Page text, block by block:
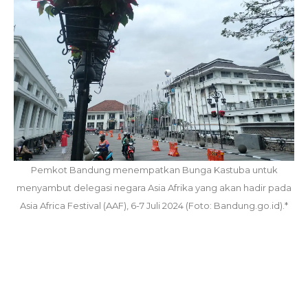
Pemkot Bandung menempatkan Bunga Kastuba untuk
menyambut delegasi negara Asia Afrika yang akan hadir pada
Asia Africa Festival (AAF), 6-7 Juli 2024 (Foto: Bandung.go.id).*